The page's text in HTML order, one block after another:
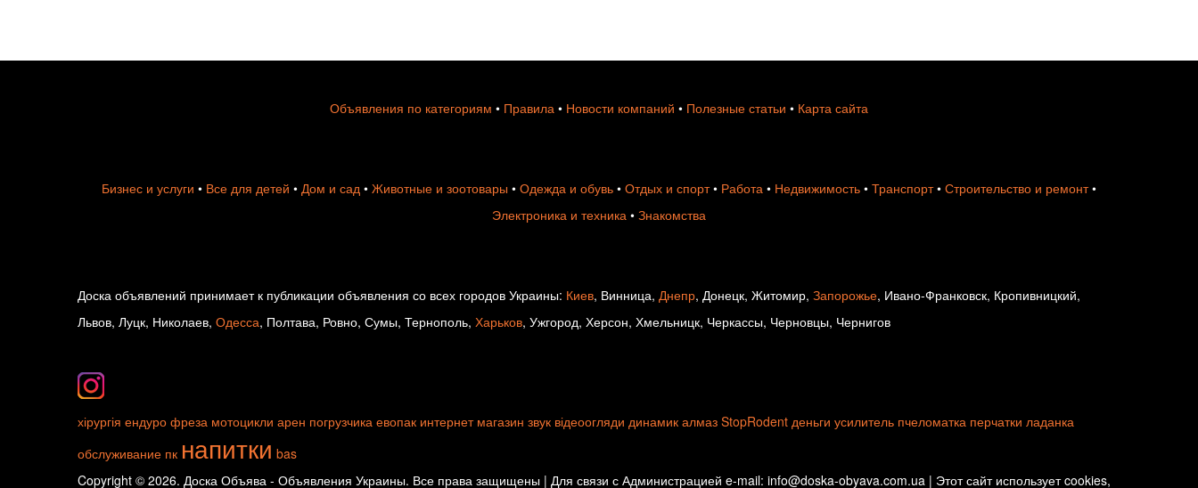
Объявления по категориям • Правила • Новости компаний • Полезные статьи • Карта сайта
Бизнес и услуги • Все для детей • Дом и сад • Животные и зоотовары • Одежда и обувь • Отдых и спорт• Работа • Недвижимость • Транспорт• Строительство и ремонт•
Электроника и техника • Знакомства
Доска объявлений принимает к публикации объявления со всех городов Украины: Киев, Винница, Днепр, Донецк, Житомир, Запорожье, Ивано-Франковск, Кропивницкий,
Львов, Луцк, Николаев, Одесса, Полтава, Ровно, Сумы, Тернополь, Харьков, Ужгород, Херсон, Хмельницк, Черкассы, Черновцы, Чернигов
хірургія ендуро фреза мотоцикли арен погрузчика евопак интернет магазин звук відеоогляди динамик алмаз StopRodent деньги усилитель пчеломатка перчатки ладанка
обслуживание пк напитки bas
Copyright © 2026. Доска Объява - Объявления Украины. Все права защищены | Для связи с Администрацией e-mail: info@doska-obyava.com.ua | Этот сайт использует cookies,